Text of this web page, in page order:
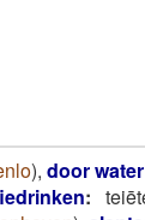
), door
: